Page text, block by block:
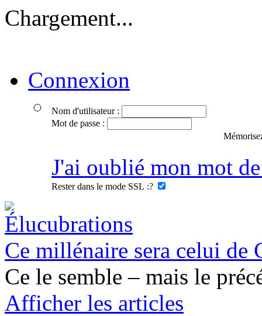
Chargement...
Connexion
Nom d'utilisateur :
Mot de passe :
J'ai oublié mon mot de
Rester dans le mode SSL :?
Ce millénaire sera celui de
Ce le semble – mais le
Afficher les articles